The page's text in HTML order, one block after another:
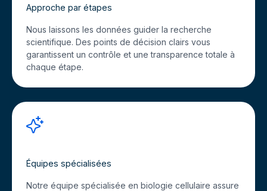
Approche par étapes
Nous laissons les données guider la recherche
scientifique. Des points de décision clairs vous
garantissent un contrôle et une transparence totale à
chaque étape.
Équipes spécialisées
Notre équipe spécialisée en biologie cellulaire assure